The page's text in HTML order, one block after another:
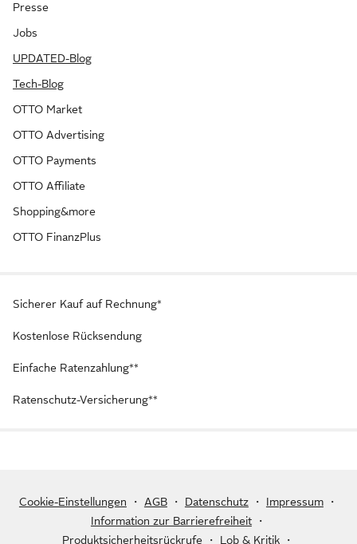
Presse
Jobs
UPDATED-Blog
Tech-Blog
OTTO Market
OTTO Advertising
OTTO Payments
OTTO Affiliate
Shopping&more
OTTO FinanzPlus
Sicherer Kauf auf Rechnung*
Kostenlose Rücksendung
Einfache Ratenzahlung**
Ratenschutz-Versicherung**
Cookie-Einstellungen ・ AGB ・ Datenschutz ・ Impressum
・
Information zur Barrierefreiheit
・
Produktsicherheitsrückrufe
・ Lob & Kritik ・